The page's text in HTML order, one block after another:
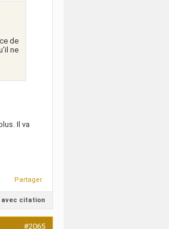
de
ne
Il va
Partager
avec citation
#2065